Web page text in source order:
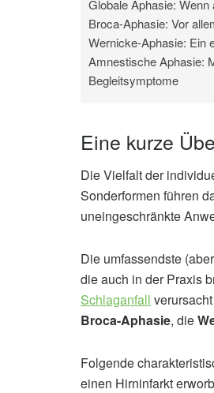
Globale Aphasie:
Broca-Aphasie: Vor
Wernicke-Aphasie: Ein
Amnestische Aphasie:
Begleitsymptome
Eine kurze
Die Vielfalt der
Sonderformen führen
uneingeschränkte
Die umfassendste
die auch in der Praxis
Schlaganfall
Broca-Aphasie, die
Folgende
einen Hirninfarkt